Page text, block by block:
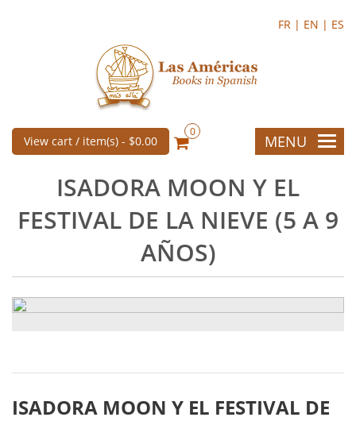
FR | EN | ES
View cart / item(s) - $0.00
0
MENU
ISADORA MOON Y EL
FESTIVAL DE LA NIEVE (5 A 9
AÑOS)
ISADORA MOON Y EL FESTIVAL DE